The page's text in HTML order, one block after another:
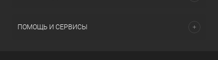
ПОМОЩЬ И СЕРВИСЫ